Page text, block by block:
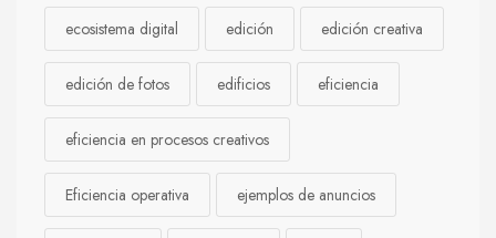
ecosistema digital edición edición creativa
edición de fotos edificios eficiencia
eficiencia en procesos creativos
Eficiencia operativa ejemplos de anuncios